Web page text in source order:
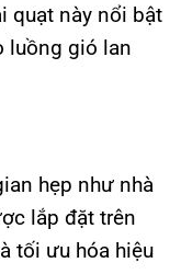
quạt này nổi bật
luồng gió lan
hẹp như nhà
lắp đặt trên
tối ưu hóa hiệu